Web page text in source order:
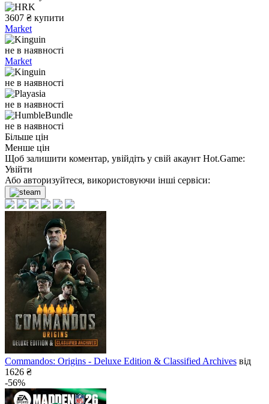
3607 ₴ купити
Market
не в наявності
Market
не в наявності
не в наявності
не в наявності
Більше цін
Менше цін
Щоб залишити коментар, увійдіть у свій акаунт Hot.Game:
Увійти
Або авторизуйтеся, використовуючи інші сервіси:
Commandos: Origins - Deluxe Edition & Classified Archives від
1626 ₴
-56%